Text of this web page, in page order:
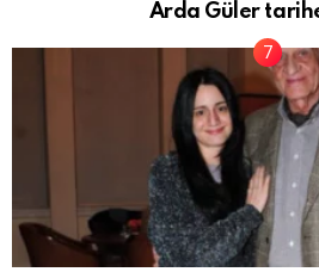
Arda Güler